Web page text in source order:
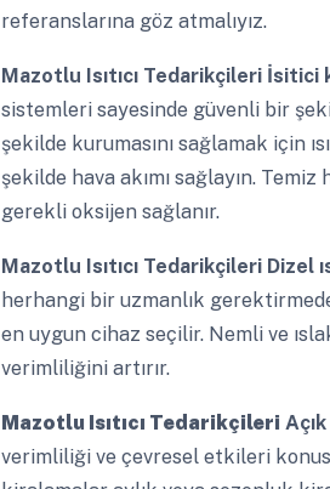
referanslarına göz atmalıyız.
Mazotlu Isıtıcı Tedarikçileriİsitici
sistemleri sayesinde güvenli bir
şekilde kurumasını sağlamak için
şekilde hava akımı sağlayın.
gerekli oksijen sağlanır.
Mazotlu Isıtıcı TedarikçileriDizel
herhangi bir uzmanlık
en uygun cihaz seçilir. Nemli ve
verimliliğini artırır.
Mazotlu Isıtıcı Tedarikçileri
verimliliği ve çevresel etkileri